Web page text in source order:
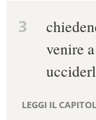
3
venire
LEGGI IL